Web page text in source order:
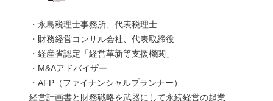
・永島税理士事務所、代表税理士
・財務経営コンサル会社、代表取締役
・経産省認定「経営革新等支援機関」
・M&Aアドバイザー
・AFP（ファイナンシャルプランナー）
経営計画書と財務戦略を武器にして永続経営の起業